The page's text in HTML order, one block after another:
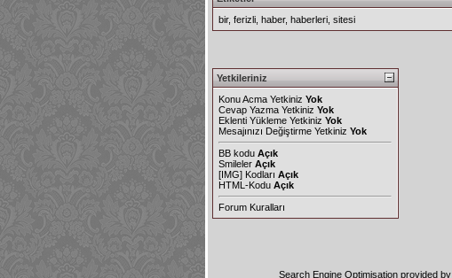
bir, ferizli haber, haberleri sitesi
Yetkileriniz
Konu Acma Yetkiniz Yok
Cevap Yazma Yetkiniz Yok
Eklenti Yükleme Yetkiniz Yok
Mesajınızı Değiştirme Yetkiniz Yok
BB kodu Açık
Smileler Açık
[IMG] Kodları Açık
HTML-Kodu Açık
Forum Kuralları
Search Engine Optimisation provided by